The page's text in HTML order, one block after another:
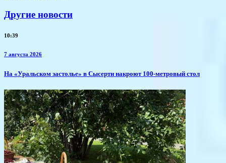
Другие новости
10:39
7 августа 2026
​На «Уральском застолье» в Сысерти накроют 100-метровый стол